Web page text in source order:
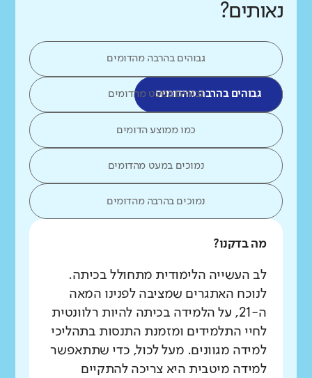
נאותים?
גבוהים בהרבה מהדומים
גבוהים בהרבה מהדומיםגבוהים במעט מהדומים
כמו ממוצע הדומים
נמוכים במעט מהדומים
נמוכים בהרבה מהדומים
מה בדקנו?
לב העשייה הלימודית מתחולל בכיתה.
לנוכח האתגרים שמציבה לפנינו המאה
ה-21, על הלמידה בכיתה להיות רלוונטית
לחיי התלמידים ומזמנת התנסות בתהליכי
למידה מגוונים. מעל לכול, כדי שתתאפשר
למידה מיטבית היא צריכה להתקיים